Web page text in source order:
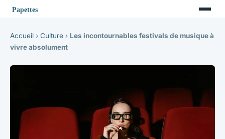
Accueil › Culture › Les incontournables festivals de musique à
vivre absolument